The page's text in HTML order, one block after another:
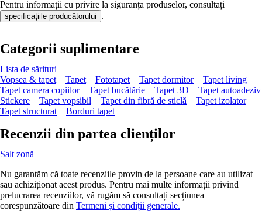
Pentru informații cu privire la siguranța produselor, consultați
specificațiile producătorului .
Categorii suplimentare
Lista de sărituri
Vopsea & tapet
Tapet Fototapet Tapet dormitor
Tapet living
Tapet camera copiilor
Tapet bucătărie Tapet 3D
Tapet autoadeziv
Stickere
Tapet vopsibil Tapet din fibră de sticlă
Tapet izolator
Tapet structurat
Borduri tapet
Recenzii din partea clienților
Salt zonă
Nu garantăm că toate recenziile provin de la persoane care au utilizat
sau achiziționat acest produs. Pentru mai multe informații privind
prelucrarea recenziilor, vă rugăm să consultați secțiunea
corespunzătoare din Termeni și condiții generale.